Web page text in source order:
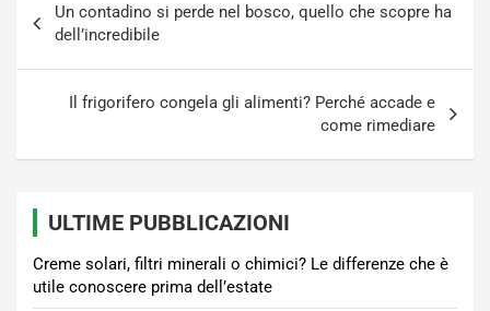
articoli
Un contadino si perde nel bosco, quello che scopre ha
dell’incredibile
Il frigorifero congela gli alimenti? Perché accade e
come rimediare
ULTIME PUBBLICAZIONI
Creme solari, filtri minerali o chimici? Le differenze che è
utile conoscere prima dell’estate